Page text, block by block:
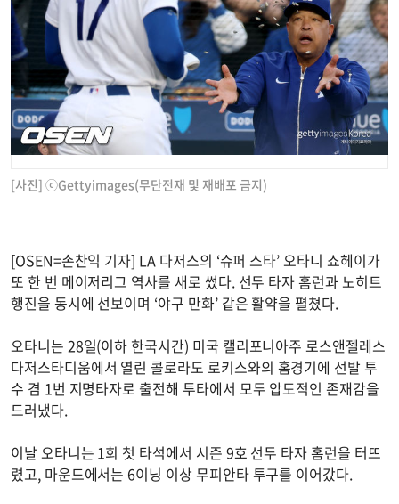
[사진] ⓒGettyimages(무단전재 및 재배포 금지)
[OSEN=손찬익 기자] LA 다저스의 ‘슈퍼 스타’ 오타니 쇼헤이가
또 한 번 메이저리그 역사를 새로 썼다. 선두 타자 홈런과 노히트
행진을 동시에 선보이며 ‘야구 만화’ 같은 활약을 펼쳤다.
오타니는 28일(이하 한국시간) 미국 캘리포니아주 로스앤젤레스
다저스타디움에서 열린 콜로라도 로키스와의 홈경기에 선발 투
수 겸 1번 지명타자로 출전해 투타에서 모두 압도적인 존재감을
드러냈다.
이날 오타니는 1회 첫 타석에서 시즌 9호 선두 타자 홈런을 터뜨
렸고, 마운드에서는 6이닝 이상 무피안타 투구를 이어갔다.